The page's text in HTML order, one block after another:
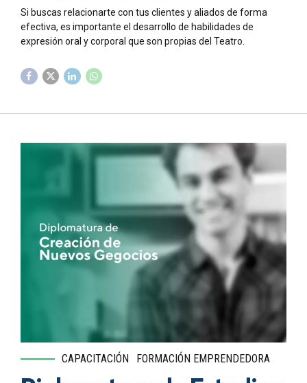
Si buscas relacionarte con tus clientes y aliados de forma
efectiva, es importante el desarrollo de habilidades de
expresión oral y corporal que son propias del Teatro.
CAPACITACIÓN FORMACIÓN EMPRENDEDORA